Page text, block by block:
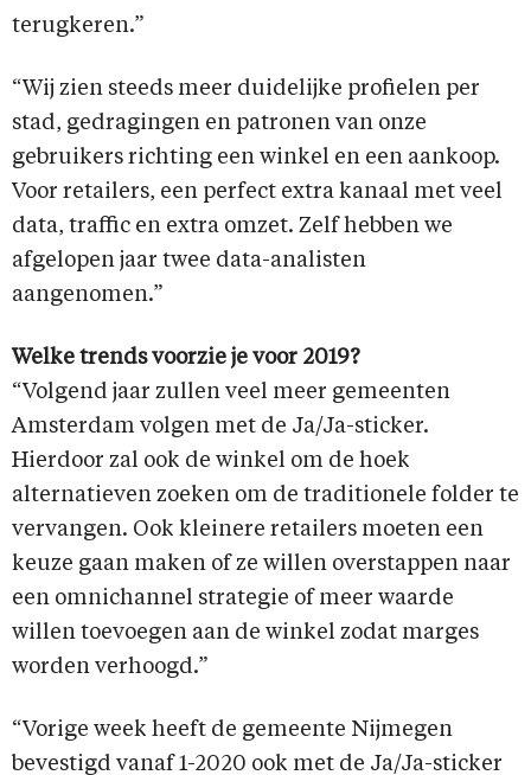
terugkeren.”
“Wij zien steeds meer duidelijke profielen per
stad, gedragingen en patronen van onze
gebruikers richting een winkel en een aankoop.
Voor retailers, een perfect extra kanaal met veel
data, traffic en extra omzet. Zelf hebben we
afgelopen jaar twee data-analisten
aangenomen.”
Welke trends voorzie je voor 2019?
“Volgend jaar zullen veel meer gemeenten
Amsterdam volgen met de Ja/Ja-sticker.
Hierdoor zal ook de winkel om de hoek
alternatieven zoeken om de traditionele folder te
vervangen. Ook kleinere retailers moeten een
keuze gaan maken of ze willen overstappen naar
een omnichannel strategie of meer waarde
willen toevoegen aan de winkel zodat marges
worden verhoogd.”
“Vorige week heeft de gemeente Nijmegen
bevestigd vanaf 1-2020 ook met de Ja/Ja-sticker